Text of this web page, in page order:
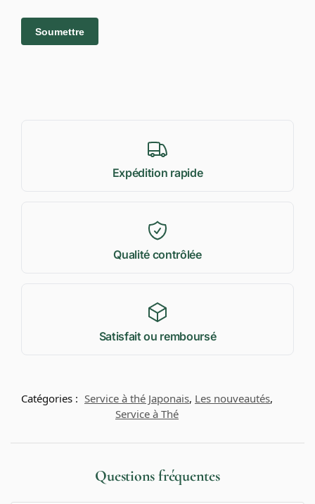
Expédition rapide
Qualité contrôlée
Satisfait ou remboursé
Catégories : Service à thé Japonais, Les nouveautés,
Service à Thé
Questions fréquentes